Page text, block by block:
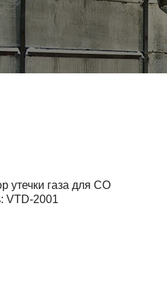
утечки газа для CO
VTD-2001